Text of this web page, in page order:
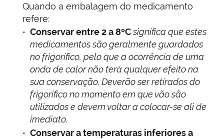
Quando a embalagem do medicamento
refere:
Conservar entre 2 a 8ºCsignifica que estes
medicamentos são geralmente guardados
no frigorífico, pelo que a ocorrência de uma
onda de calor não terá qualquer efeito na
sua conservação. Deverão ser retirados do
frigorífico no momento em que vão são
utilizados e devem voltar a colocar-se ali de
imediato.
Conservar a temperaturas inferiores a